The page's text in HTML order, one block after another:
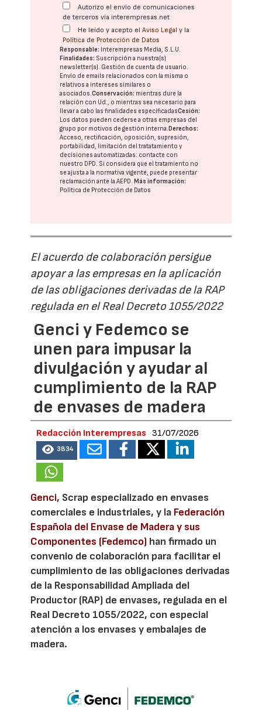
Autorizo el envío de comunicaciones
de terceros vía interempresas.net
He leído y acepto elAviso Legal y la
Política de Protección de Datos
Responsable: Interempresas Media, S.L.U.
Finalidades: Suscripción a nuestra(s)
newsletter(s). Gestión de cuenta de usuario.
Envío de emails relacionados con la misma o
relativos a intereses similares o
asociados.Conservación: mientras dure la
relación con Ud., o mientras sea necesario para
llevar a cabo las finalidades especificadasCesión:
Los datos pueden cederse a otras empresas del
grupo por motivos de gestión interna. Derechos:
Acceso, rectificación, oposición, supresión,
portabilidad, limitación del tratatamiento y
decisiones automatizadas: contacte con
nuestro DPD. Si considera que el tratamiento no
se ajusta a la normativa vigente, puede presentar
reclamación ante laAEPD. Más información:
Política de Protección de Datos
El acuerdo de colaboración persigue
apoyar a las empresas en la aplicación
de las obligaciones derivadas de la RAP
regulada en el Real Decreto 1055/2022
Genci y Fedemco se
unen para impusar la
divulgación y ayudar al
cumplimiento de la RAP
de envases de madera
Redacción Interempresas 31/07/2026
3834
Genci, Scrap especializado en envases
comerciales e industriales, y la Federación
Española del Envase de Madera y sus
Componentes (Fedemco) han firmado un
convenio de colaboración para facilitar el
cumplimiento de las obligaciones derivadas
de la Responsabilidad Ampliada del
Productor (RAP) de envases, regulada en el
Real Decreto 1055/2022, con especial
atención a los envases y embalajes de
madera.